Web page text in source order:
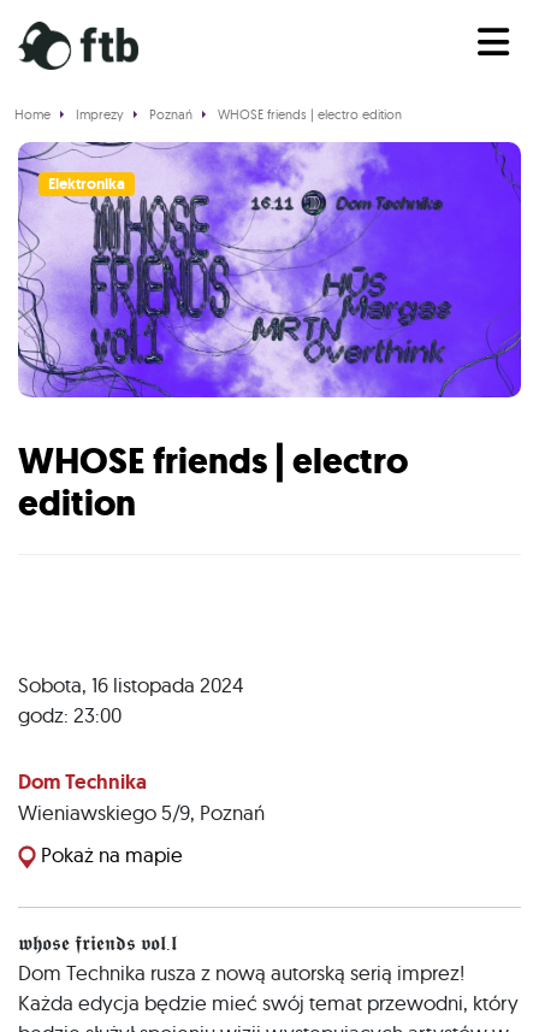
Home Imprezy Poznań WHOSE friends | electro edition
WHOSE friends | electro
edition
Elektronika
Sobota, 16 listopada 2024
godz: 23:00
Dom Technika
Wieniawskiego 5/9, Poznań
Pokaż na mapie
𝖜𝖍𝖔𝖘𝖊 𝖋𝖗𝖎𝖊𝖓𝖉𝖘 𝖛𝖔𝖑.𝖑
Dom Technika rusza z nową autorską serią imprez!
Każda edycja będzie mieć swój temat przewodni, który